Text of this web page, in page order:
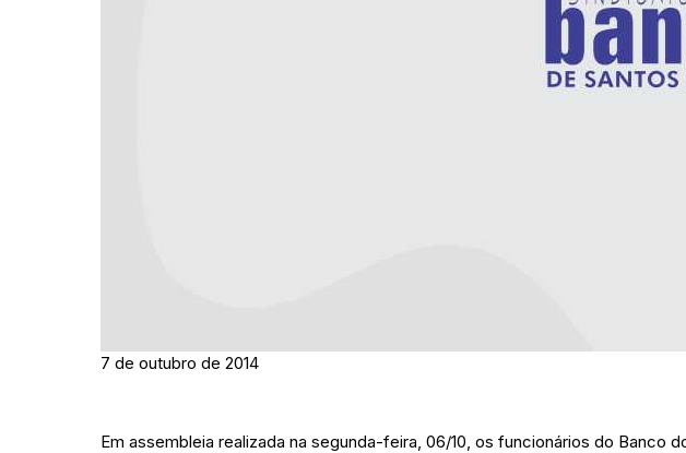
7 de outubro de 2014
Em assembleia realizada na segunda-feira, 06/10, os funcionários do Banco